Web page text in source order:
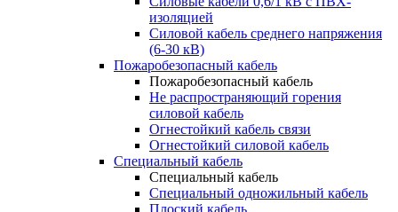
изоляцией
Силовой кабель среднего напряжения
(6-30 кВ)
Пожаробезопасный кабель
Пожаробезопасный кабель
Не распространяющий горения
силовой кабель
Огнестойкий кабель связи
Огнестойкий силовой кабель
Специальный кабель
Специальный кабель
Специальный одножильный кабель
Плоский кабель